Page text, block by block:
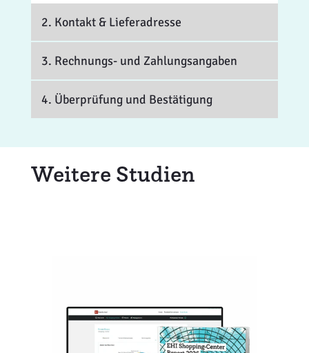
2. Kontakt& Lieferadresse
3. Rechnungs- und Zahlungsangaben
4. Überprüfung und Bestätigung
Weitere Studien